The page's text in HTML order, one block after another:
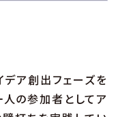
ア創出フェーズを
の参加者としてア